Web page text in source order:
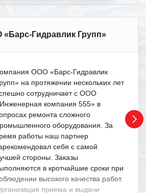
Гидравлик Групп»
ООО «Барс-Гидравлик
на протяжении нескольких лет
сотрудничает с ООО
компания 555» в
ремонта сложного
оборудования. За
работы наш партнер
себя с самой
стороны. Заказы
в кротчайшие сроки при
высокого качества работ.
приема и выдачи